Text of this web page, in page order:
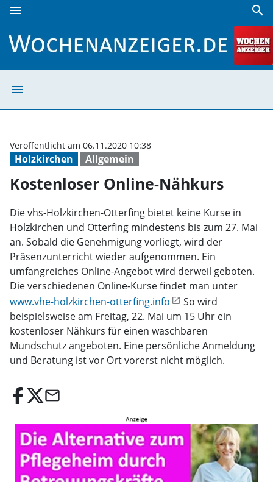
menu search
menu
Holzkirchen Allgemein
Veröffentlicht am 06.11.2020 10:38
Kostenloser Online-Nähkurs
Die vhs-Holzkirchen-Otterfing bietet keine Kurse in
Holzkirchen und Otterfing mindestens bis zum 27. Mai
an. Sobald die Genehmigung vorliegt, wird der
Präsenzunterricht wieder aufgenommen. Ein
umfangreiches Online-Angebot wird derweil geboten.
Die verschiedenen Online-Kurse findet man unter
www.vhe-holzkirchen-otterfing.info
So wird
beispielsweise am Freitag, 22. Mai um 15 Uhr ein
kostenloser Nähkurs für einen waschbaren
Mundschutz angeboten. Eine persönliche Anmeldung
und Beratung ist vor Ort vorerst nicht möglich.
email